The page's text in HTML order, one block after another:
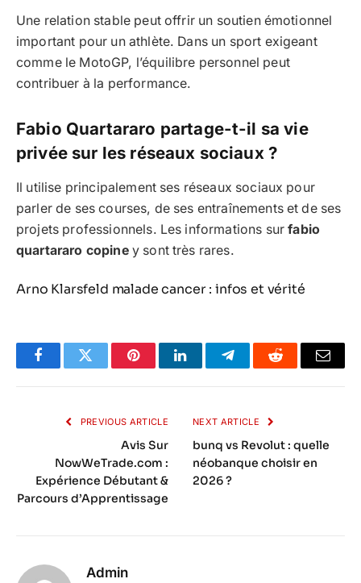
Une relation stable peut offrir un soutien émotionnel
important pour un athlète. Dans un sport exigeant
comme le MotoGP, l’équilibre personnel peut
contribuer à la performance.
Fabio Quartararo partage-t-il sa vie
privée sur les réseaux sociaux ?
Il utilise principalement ses réseaux sociaux pour
parler de ses courses, de ses entraînements et de ses
projets professionnels. Les informations surfabio
quartararo copiney sont très rares.
Arno Klarsfeld malade cancer : infos et vérité
FacebookTwitter PinterestLinkedInTelegramReddit Email
PREVIOUS ARTICLE
Avis Sur
NowWeTrade.com :
Expérience Débutant &
Parcours d’Apprentissage
NEXT ARTICLE
bunq vs Revolut : quelle
néobanque choisir en
2026 ?
Admin